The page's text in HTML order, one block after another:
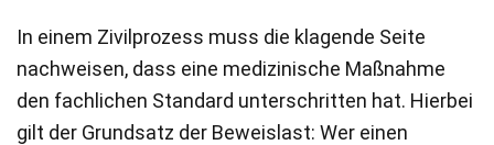
In einem Zivilprozess muss die klagende Seite
nachweisen, dass eine medizinische Maßnahme
den fachlichen Standard unterschritten hat. Hierbei
gilt der Grundsatz der Beweislast: Wer einen